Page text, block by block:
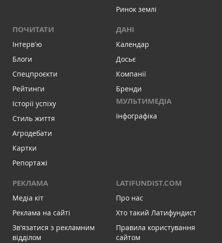
Ринок землі
ПОЧИТАТИ
Інтервʼю
Блоги
Спецпроєкти
Рейтинги
Історії успіху
Стиль життя
Агродебати
Картки
Репортажі
ДАНІ
Календар
Досьє
Компанії
Бренди
МУЛЬТИМЕДІА
Інфографіка
РЕКЛАМА
Медіа кіт
Реклама на сайті
Зв'язатися з рекламним
відділом
LATIFUNDIST.COM
Про нас
Хто такий Латифундист
Правила користування
сайтом